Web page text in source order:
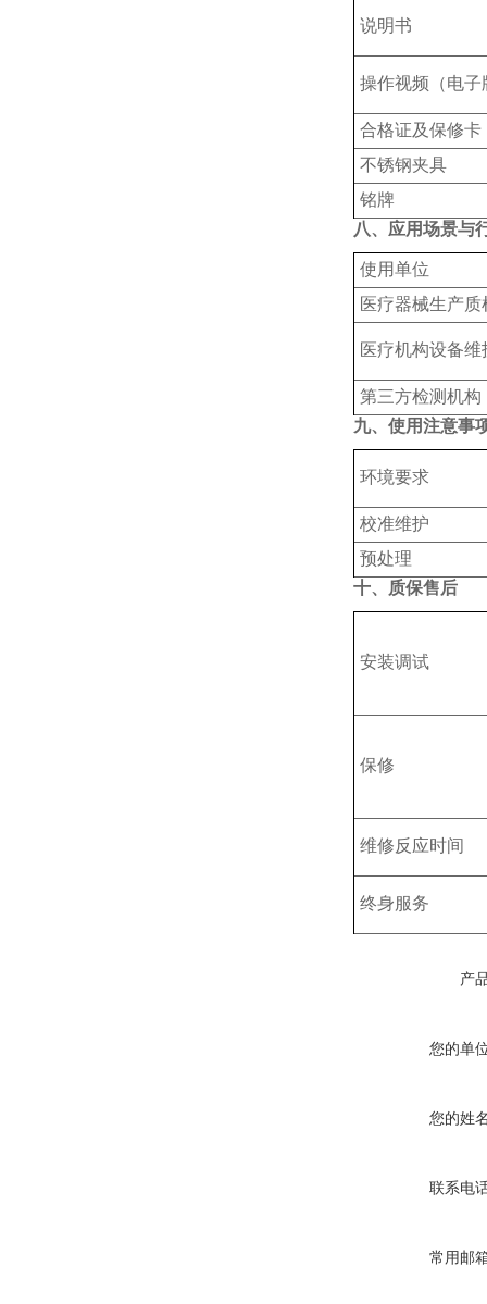
说明书
操作视频（电子
合格证及保修卡
不锈钢夹具
铭牌
八、应用场景与
使用单位
医疗器械生产质
医疗机构设备维
‌第三方检测机构
九、使用注意事
‌环境要求
‌校准维护‌
预处理
十、质保售后
安装调试
保修
维修反应时间
终身服务
产
您的单
您的姓
联系电
常用邮